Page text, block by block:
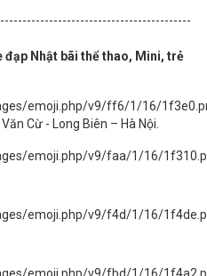
đạp Nhật bãi thể thao, Mini, trẻ
Cừ - Long Biên – Hà Nội.